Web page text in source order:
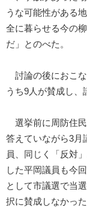
うな可能性がある
全に暮らせる今の
だ」とのべた。
討論の後におこ
うち9人が賛成し、
選挙前に周防住民
答えていながら3月
員、同じく「反対
した平岡議員も今
として市議選で当
択に賛成しなかった